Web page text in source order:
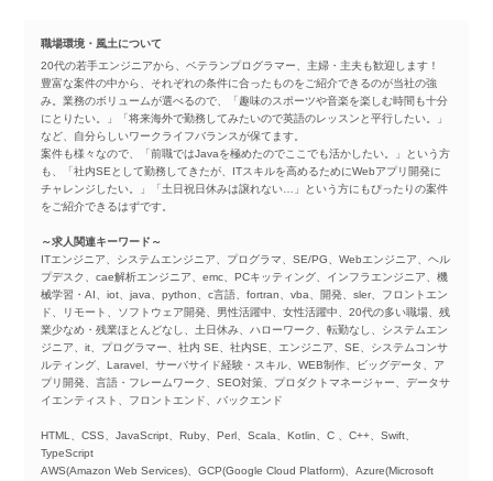
職場環境・風土について
20代の若手エンジニアから、ベテランプログラマー、主婦・主夫も歓迎します！
豊富な案件の中から、それぞれの条件に合ったものをご紹介できるのが当社の強
み。業務のボリュームが選べるので、「趣味のスポーツや音楽を楽しむ時間も十分
にとりたい。」「将来海外で勤務してみたいので英語のレッスンと平行したい。」
など、自分らしいワークライフバランスが保てます。
案件も様々なので、「前職ではJavaを極めたのでここでも活かしたい。」という方
も、「社内SEとして勤務してきたが、ITスキルを高めるためにWebアプリ開発に
チャレンジしたい。」「土日祝日休みは譲れない…」という方にもぴったりの案件
をご紹介できるはずです。
～求人関連キーワード～
ITエンジニア、システムエンジニア、プログラマ、SE/PG、Webエンジニア、ヘル
プデスク、cae解析エンジニア、emc、PCキッティング、インフラエンジニア、機
械学習・AI、iot、java、python、c言語、fortran、vba、開発、sler、フロントエン
ド、リモート、ソフトウェア開発、男性活躍中、女性活躍中、20代の多い職場、残
業少なめ・残業ほとんどなし、土日休み、ハローワーク、転勤なし、システムエン
ジニア、it、プログラマー、社内 SE、社内SE、エンジニア、SE、システムコンサ
ルティング、Laravel、サーバサイド経験・スキル、WEB制作、ビッグデータ、ア
プリ開発、言語・フレームワーク、SEO対策、プロダクトマネージャー、データサ
イエンティスト、フロントエンド、バックエンド
HTML、CSS、JavaScript、Ruby、Perl、Scala、Kotlin、C 、C++、Swift、
TypeScript
AWS(Amazon Web Services)、GCP(Google Cloud Platform)、Azure(Microsoft